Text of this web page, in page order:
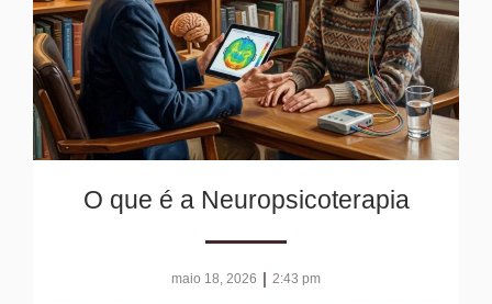
O que é a Neuropsicoterapia
maio 18, 2026 | 2:43 pm